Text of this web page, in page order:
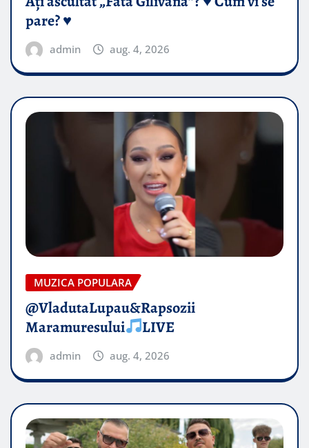
pare? ♥️
admin aug. 4, 2026
MUZICA POPULARA
@VladutaLupau&Rapsozii
Maramuresului
LIVE
admin aug. 4, 2026